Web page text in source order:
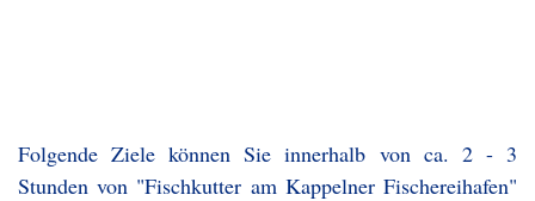
Folgende Ziele können Sie innerhalb von ca. 2 - 3
Stunden von "Fischkutter am Kappelner Fischereihafen"